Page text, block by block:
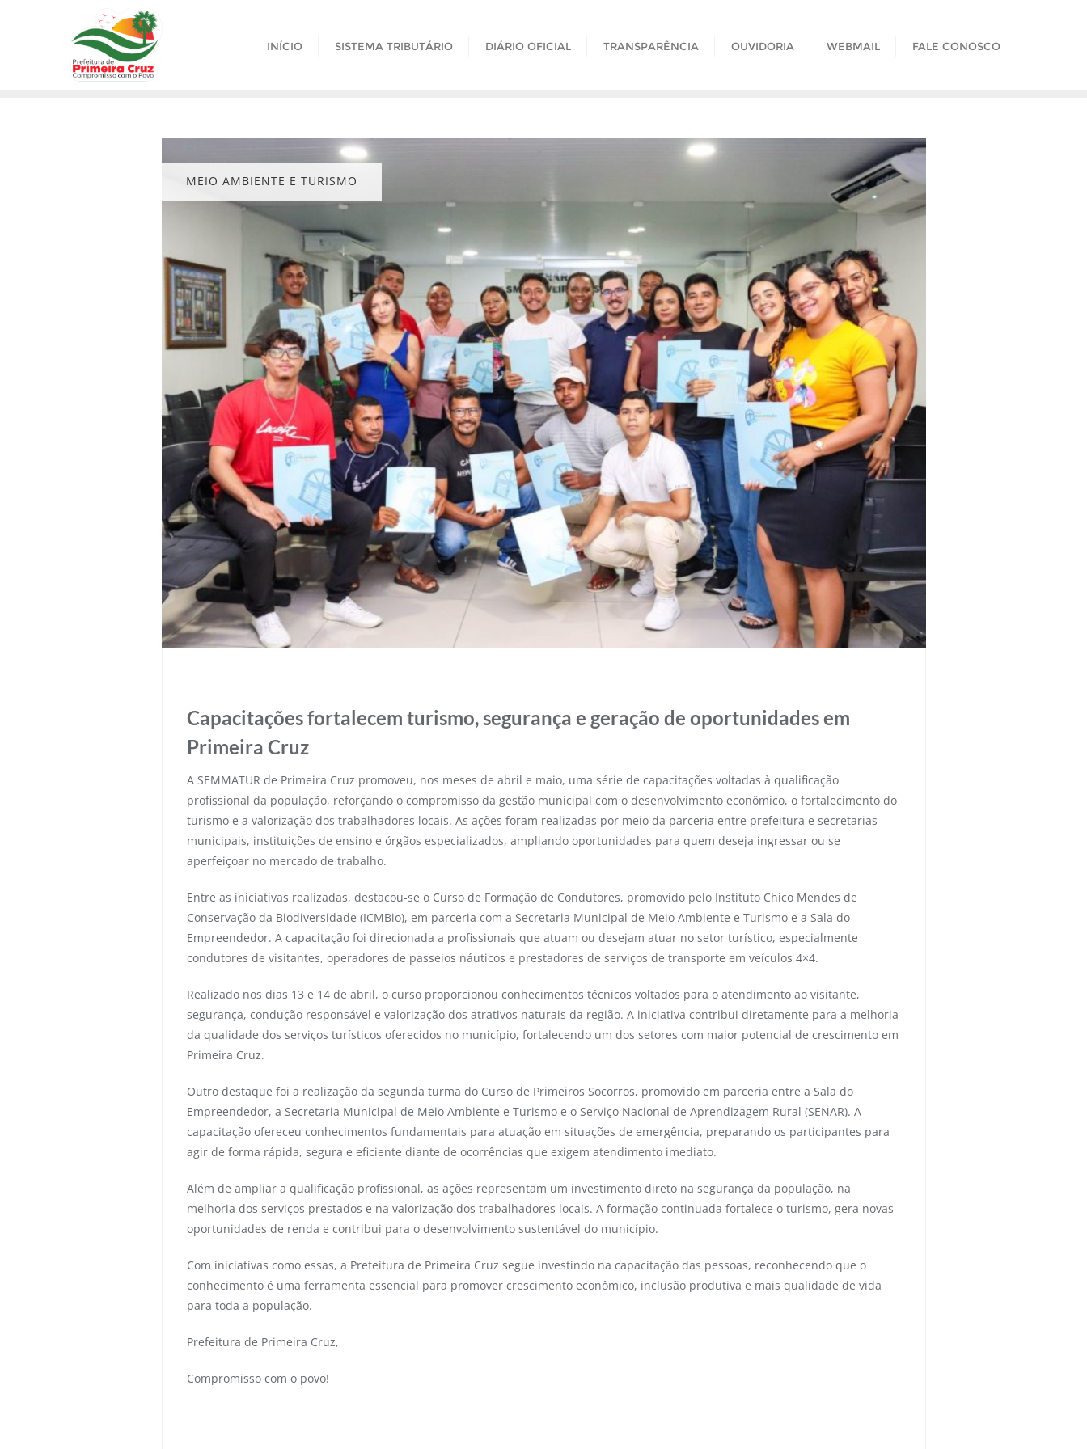
INÍCIO SISTEMA TRIBUTÁRIO DIÁRIO OFICIAL TRANSPARÊNCIA OUVIDORIA WEBMAIL FALE CONOSCO
MEIO AMBIENTE E TURISMO
Capacitações fortalecem turismo, segurança e geração de oportunidades em
Primeira Cruz
A SEMMATUR de Primeira Cruz promoveu, nos meses de abril e maio, uma série de capacitações voltadas à qualificação
profissional da população, reforçando o compromisso da gestão municipal com o desenvolvimento econômico, o fortalecimento do
turismo e a valorização dos trabalhadores locais. As ações foram realizadas por meio da parceria entre prefeitura e secretarias
municipais, instituições de ensino e órgãos especializados, ampliando oportunidades para quem deseja ingressar ou se
aperfeiçoar no mercado de trabalho.
Entre as iniciativas realizadas, destacou-se o Curso de Formação de Condutores, promovido pelo Instituto Chico Mendes de
Conservação da Biodiversidade (ICMBio), em parceria com a Secretaria Municipal de Meio Ambiente e Turismo e a Sala do
Empreendedor. A capacitação foi direcionada a profissionais que atuam ou desejam atuar no setor turístico, especialmente
condutores de visitantes, operadores de passeios náuticos e prestadores de serviços de transporte em veículos 4×4.
Realizado nos dias 13 e 14 de abril, o curso proporcionou conhecimentos técnicos voltados para o atendimento ao visitante,
segurança, condução responsável e valorização dos atrativos naturais da região. A iniciativa contribui diretamente para a melhoria
da qualidade dos serviços turísticos oferecidos no município, fortalecendo um dos setores com maior potencial de crescimento em
Primeira Cruz.
Outro destaque foi a realização da segunda turma do Curso de Primeiros Socorros, promovido em parceria entre a Sala do
Empreendedor, a Secretaria Municipal de Meio Ambiente e Turismo e o Serviço Nacional de Aprendizagem Rural (SENAR). A
capacitação ofereceu conhecimentos fundamentais para atuação em situações de emergência, preparando os participantes para
agir de forma rápida, segura e eficiente diante de ocorrências que exigem atendimento imediato.
Além de ampliar a qualificação profissional, as ações representam um investimento direto na segurança da população, na
melhoria dos serviços prestados e na valorização dos trabalhadores locais. A formação continuada fortalece o turismo, gera novas
oportunidades de renda e contribui para o desenvolvimento sustentável do município.
Com iniciativas como essas, a Prefeitura de Primeira Cruz segue investindo na capacitação das pessoas, reconhecendo que o
conhecimento é uma ferramenta essencial para promover crescimento econômico, inclusão produtiva e mais qualidade de vida
para toda a população.
Prefeitura de Primeira Cruz,
Compromisso com o povo!